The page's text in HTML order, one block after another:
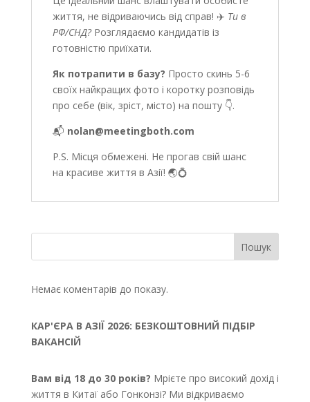
життя, не відриваючись від справ! ✈️ Ти в
РФ/СНД?Розглядаємо кандидатів із
готовністю приїхати.
Як потрапити в базу? Просто скинь 5-6
своїх найкращих фото і коротку розповідь
про себе (вік, зріст, місто) на пошту 👇.
📬 nolan@meetingboth.com
P.S. Місця обмежені. Не прогав свій шанс
на красиве життя в Азії! 🌏💍
Пошук
Немає коментарів до показу.
КАР'ЄРА В АЗІЇ 2026: БЕЗКОШТОВНИЙ ПІДБІР
ВАКАНСІЙ
Вам від 18 до 30 років? Мрієте про високий дохід і
життя в Китаї або Гонконзі? Ми відкриваємо